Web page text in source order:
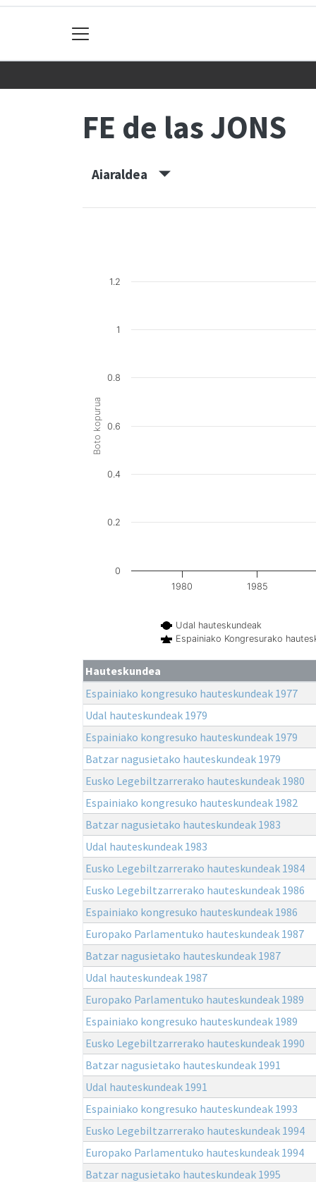
FE de las JONS
Aiaraldea
Boto kopurua
Udal hauteskundeak
Espainiako Kongresurako
1980 1985
0
0.2
0.4
0.6
0.8
1
1.2
Hauteskundea
Espainiako kongresuko hauteskundeak 1977
Udal hauteskundeak 1979
Espainiako kongresuko hauteskundeak 1979
Batzar nagusietako hauteskundeak 1979
Eusko Legebiltzarrerako hauteskundeak 1980
Espainiako kongresuko hauteskundeak 1982
Batzar nagusietako hauteskundeak 1983
Udal hauteskundeak 1983
Eusko Legebiltzarrerako hauteskundeak 1984
Eusko Legebiltzarrerako hauteskundeak 1986
Espainiako kongresuko hauteskundeak 1986
Europako Parlamentuko hauteskundeak 1987
Batzar nagusietako hauteskundeak 1987
Udal hauteskundeak 1987
Europako Parlamentuko hauteskundeak 1989
Espainiako kongresuko hauteskundeak 1989
Eusko Legebiltzarrerako hauteskundeak 1990
Batzar nagusietako hauteskundeak 1991
Udal hauteskundeak 1991
Espainiako kongresuko hauteskundeak 1993
Eusko Legebiltzarrerako hauteskundeak 1994
Europako Parlamentuko hauteskundeak 1994
Batzar nagusietako hauteskundeak 1995